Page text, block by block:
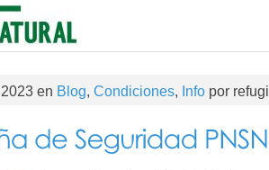
en Blog, Condiciones, Info por